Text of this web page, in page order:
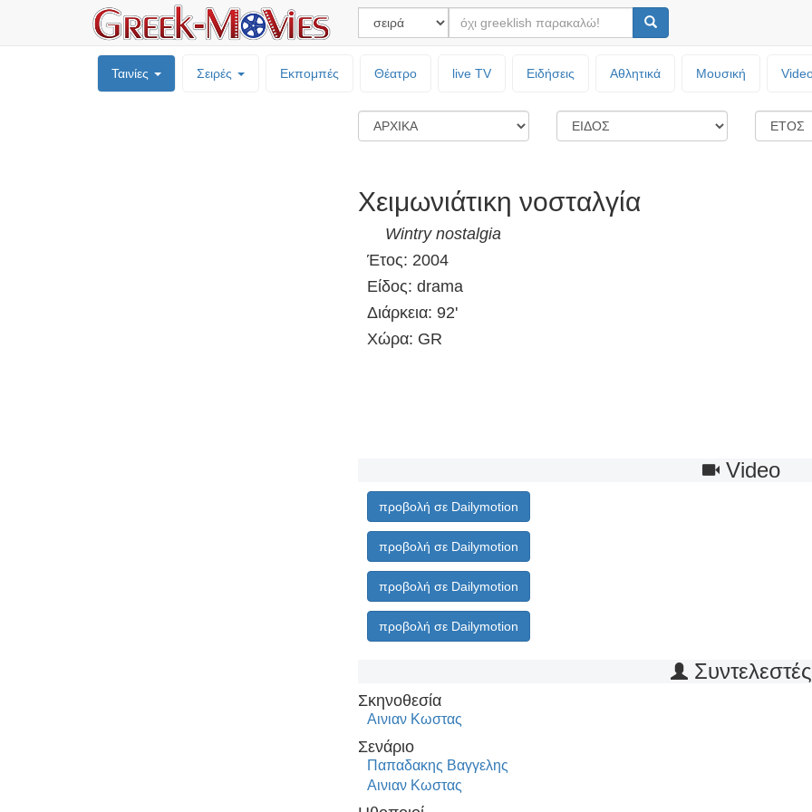
Ταινίες Σειρές Εκπομπές Θέατρο live TV Ειδήσεις Αθλητικά Μουσική
Χειμωνιάτικη νοσταλγία
Wintry nostalgia
Έτος: 2004
Είδος: drama
Διάρκεια: 92'
Χώρα: GR
Video
προβολή σε Dailymotion
προβολή σε Dailymotion
προβολή σε Dailymotion
προβολή σε Dailymotion
Συντελεστές
Σκηνοθεσία
Αινιαν Κωστας
Σενάριο
Παπαδακης Βαγγελης
Αινιαν Κωστας